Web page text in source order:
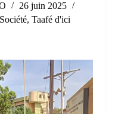
26 juin 2025
Société, Taafé d'ici